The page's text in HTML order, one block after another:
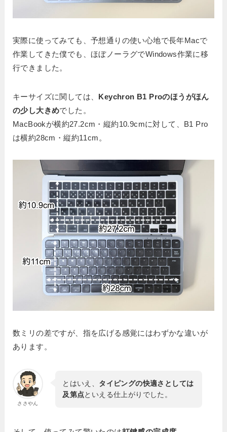
実際に使ってみても、予想通りの使い心地で長年Macで
作業してきた僕でも、ほぼノーラグでWindows作業に移
行できました。
キーサイズに関しては、 Keychron B1 Proのほうがほん
の少し大きめでした。
MacBookが横約27.2cm・縦約10.9cmに対して、B1 Pro
は横約28cm・縦約11cm。
数ミリの差ですが、指を広げる感覚にはわずかな違いが
あります。
ささやん
とはいえ、 タイピングの快適さとしては
及第点といえる仕上がりでした。